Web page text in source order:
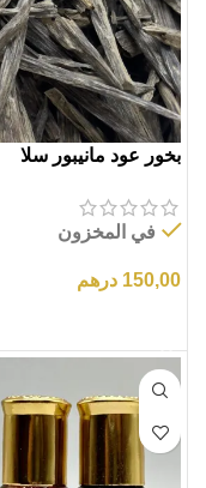
بخور عود مانيبور سلا
في المخزون
150,00 درهم